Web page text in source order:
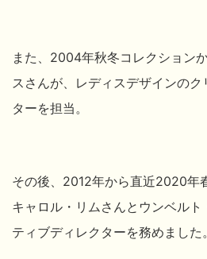
また、2004年秋冬コレクション
ス さんが、レディスデザインの
ターを担当。
その後、2012年から直近2020年
キャロル・リムさんとウンベルト
ティブディレクターを務めました。